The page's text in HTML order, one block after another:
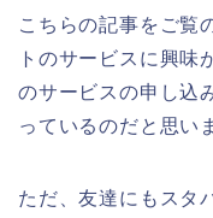
こちらの記事をご覧
トのサービスに興味
のサービスの申し込
っているのだと思い
ただ、友達にもスタ